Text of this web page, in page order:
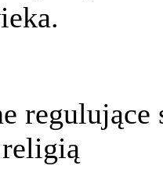
regulujące